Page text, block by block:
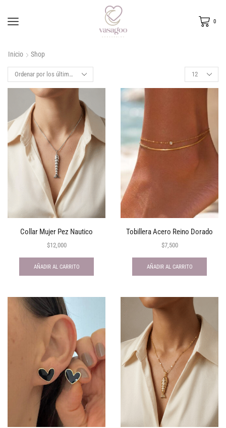
0
Inicio Shop
Collar Mujer Pez Nautico
$12,000
AÑADIR AL CARRITO
Tobillera Acero Reino Dorado
$7,500
AÑADIR AL CARRITO